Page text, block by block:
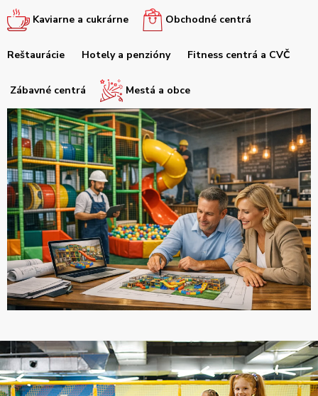
Kaviarne a cukrárne
Obchodné centrá
Reštaurácie Hotely a penzióny Fitness centrá a CVČ
Zábavné centrá Mestá a obce